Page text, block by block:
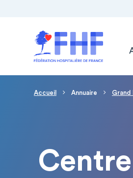
Fil d'Ariane
Accueil Annuaire Grand